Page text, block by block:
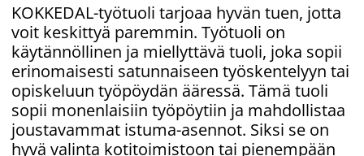
KOKKEDAL-työtuoli tarjoaa hyvän tuen, jotta
voit keskittyä paremmin. Työtuoli on
käytännöllinen ja miellyttävä tuoli, joka sopii
erinomaisesti satunnaiseen työskentelyyn tai
opiskeluun työpöydän ääressä. Tämä tuoli
sopii monenlaisiin työpöytiin ja mahdollistaa
joustavammat istuma-asennot. Siksi se on
hyvä valinta kotitoimistoon tai pienempään